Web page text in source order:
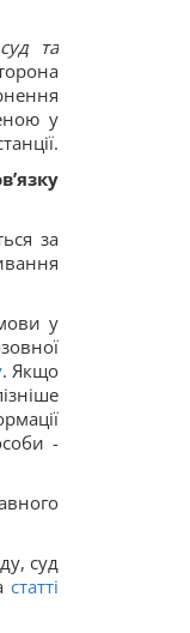
та
у
за
у
. Якщо
-
суд
статті